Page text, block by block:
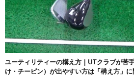
ユーティリティーの構え方｜UTクラブが苦
け・チーピン）が出やすい方は「構え方」